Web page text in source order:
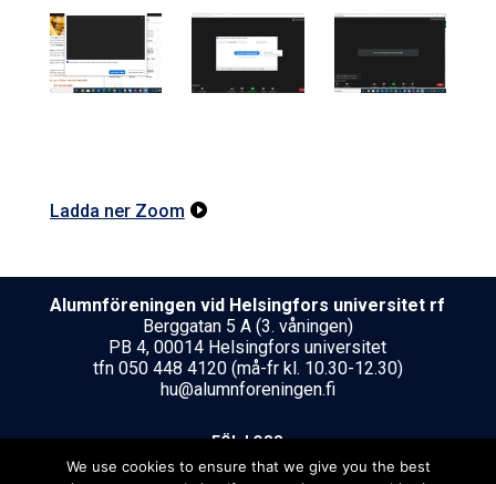
Ladda ner Zoom 
Alumnföreningen vid Helsing­fors uni­ver­si­tet rf
Berggatan 5 A (3. våningen)
PB 4, 00014 Helsingfors universitet
tfn 050 448 4120 (må-fr kl. 10.30-12.30)
hu@alumnforeningen.fi
FÖLJ OSS
We use cookies to ensure that we give you the best